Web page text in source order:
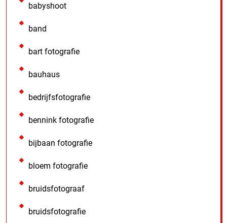
babyshoot
band
bart fotografie
bauhaus
bedrijfsfotografie
bennink fotografie
bijbaan fotografie
bloem fotografie
bruidsfotograaf
bruidsfotografie